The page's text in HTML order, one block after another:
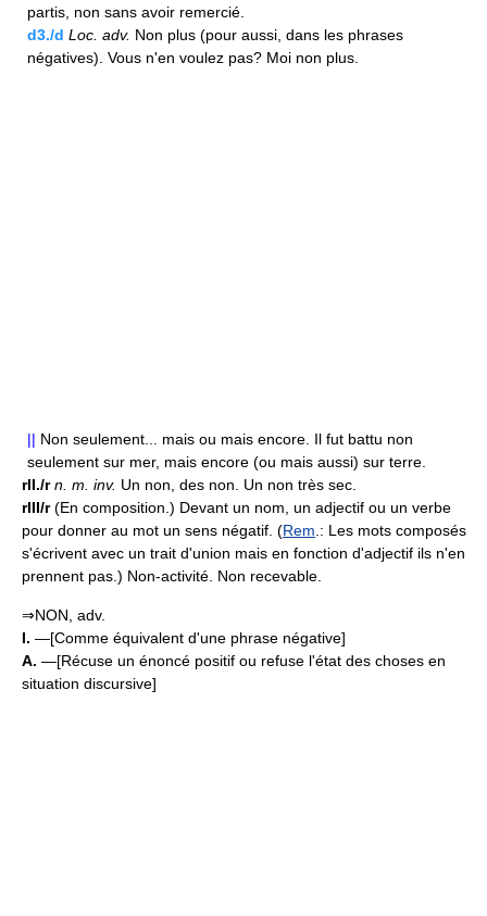
partis, non sans avoir remercié.
d3./d Loc. adv. Non plus (pour aussi, dans les phrases
négatives). Vous n'en voulez pas? Moi non plus.
|| Non seulement... mais ou mais encore. Il fut battu non
seulement sur mer, mais encore (ou mais aussi) sur terre.
rII./r n. m. inv. Un non, des non. Un non très sec.
rIII/r(En composition.) Devant un nom, un adjectif ou un verbe
pour donner au mot un sens négatif. (Rem.: Les mots composés
s'écrivent avec un trait d'union mais en fonction d'adjectif ils n'en
prennent pas.) Non-activité. Non recevable.
⇒NON, adv.
I. —[Comme équivalent d'une phrase négative]
A. —[Récuse un énoncé positif ou refuse l'état des choses en
situation discursive]